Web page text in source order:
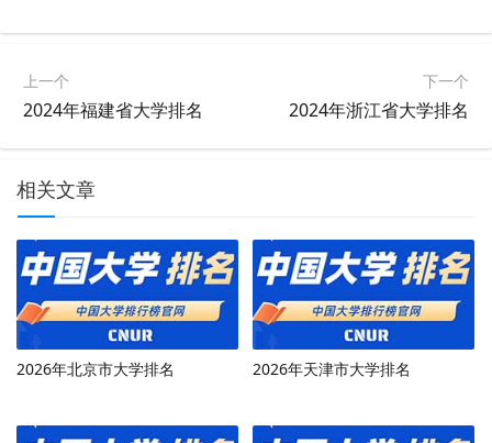
上一个
2024年福建省大学排名
下一个
2024年浙江省大学排名
相关文章
2026年北京市大学排名 2026年天津市大学排名